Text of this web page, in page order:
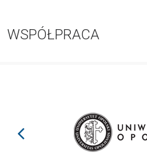
WSPÓŁPRACA
prev